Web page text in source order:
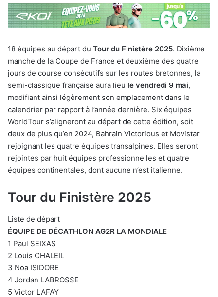
18 équipes au départ du Tour du Finistère 2025. Dixième
manche de la Coupe de France et deuxième des quatre
jours de course consécutifs sur les routes bretonnes, la
semi-classique française aura lieu le vendredi 9 mai,
modifiant ainsi légèrement son emplacement dans le
calendrier par rapport à l’année dernière. Six équipes
WorldTour s’aligneront au départ de cette édition, soit
deux de plus qu’en 2024, Bahrain Victorious et Movistar
rejoignant les quatre équipes transalpines. Elles seront
rejointes par huit équipes professionnelles et quatre
équipes continentales, dont aucune n’est italienne.
Tour du Finistère 2025
Liste de départ
ÉQUIPE DE DÉCATHLON AG2R LA MONDIALE
1 Paul SEIXAS
2 Louis CHALEIL
3 Noa ISIDORE
4 Jordan LABROSSE
5 Victor LAFAY